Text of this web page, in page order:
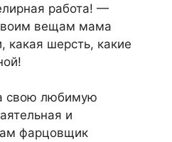
работа! —
вещам мама
шерсть, какие
свою любимую
и
фарцовщик